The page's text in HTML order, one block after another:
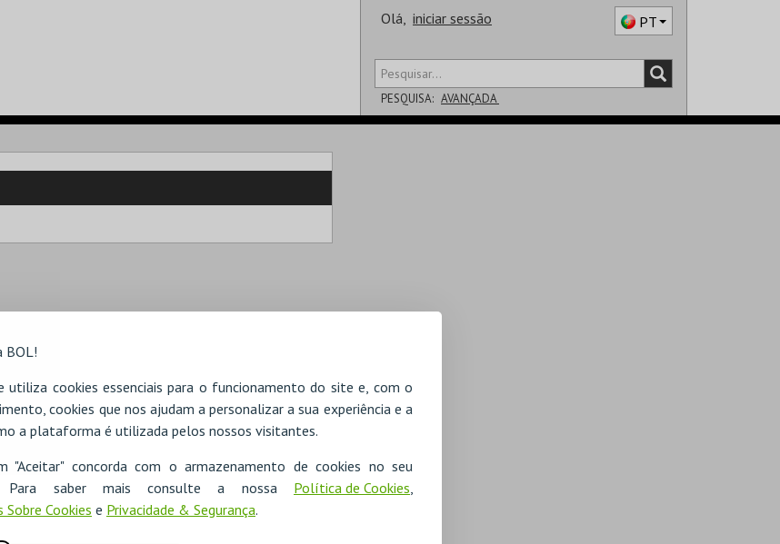
BOL!
utiliza cookies essenciais para o funcionamento do site e, com o
cookies que nos ajudam a personalizar a sua experiência e a
a plataforma é utilizada pelos nossos visitantes.
"Aceitar" concorda com o armazenamento de cookies no seu
Para saber mais consulte a nossa Política de Cookies,
Cookies e Privacidade & Segurança.
Olá, iniciar sessão PT
PESQUISA: AVANÇADA